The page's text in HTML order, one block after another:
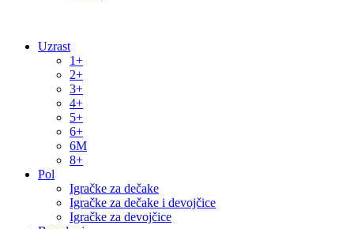
Uzrast
1+
2+
3+
4+
5+
6+
6M
8+
Pol
Igračke za dečake
Igračke za dečake i devojčice
Igračke za devojčice